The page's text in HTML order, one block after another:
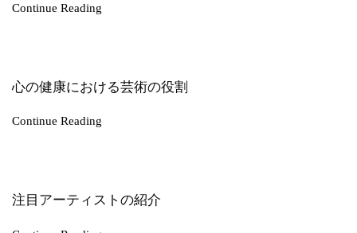
Continue Reading
心の健康における芸術の役割
Continue Reading
注目アーティストの紹介